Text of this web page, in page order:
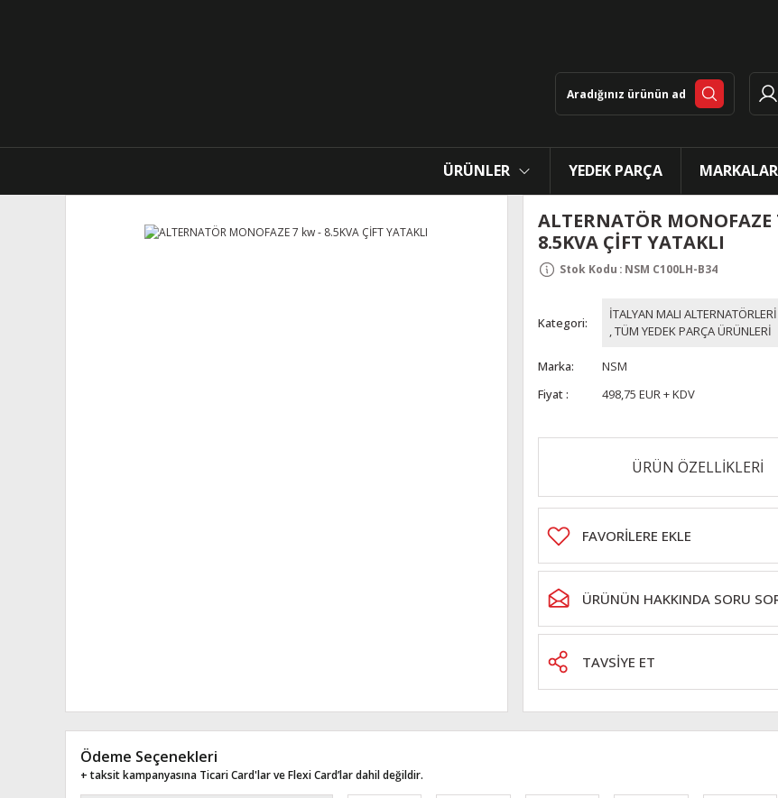
ÜRÜNLER YEDEK PARÇA MARKALAR
ALTERNATÖR
8.5KVA ÇİFT YATAKLI
Stok Kodu : NSM C100LH-B34
Kategori
İTALYAN MALI
,TÜM YEDEK PARÇA ÜRÜNLERİ
Marka
NSM
Fiyat
498,75 EUR + KDV
ÜRÜN ÖZELLİKLERİ
ÜRÜNÜN HAKKINDA SORU
TAVSİYE ET
Ödeme Seçenekleri
+ taksit kampanyasına Ticari Card'lar ve Flexi Card’lar dahil değildir.